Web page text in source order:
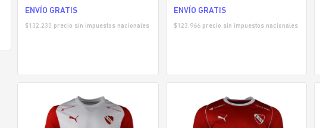
ENVÍO GRATIS
$132.230 precio sin impuestos nacionales
ENVÍO GRATIS
$123.966precio sin impuestos nacionales